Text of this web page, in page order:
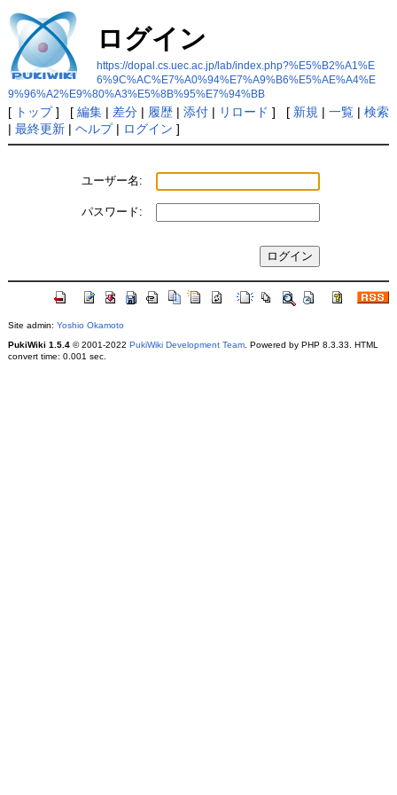
ログイン
https://dopal.cs.uec.ac.jp/lab/index.php?%E5%B2%A1%E
6%9C%AC%E7%A0%94%E7%A9%B6%E5%AE%A4%E
9%96%A2%E9%80%A3%E5%8B%95%E7%94%BB
[ トップ] [ 編集| 差分| 履歴| 添付| リロード ] [ 新規 | 一覧| 検索
| 最終更新| ヘルプ| ログイン ]
ユーザー名:
パスワード:
Site admin: Yoshio Okamoto
PukiWiki 1.5.4© 2001-2022 PukiWiki Development Team. Powered by PHP 8.3.33. HTML
convert time: 0.001 sec.